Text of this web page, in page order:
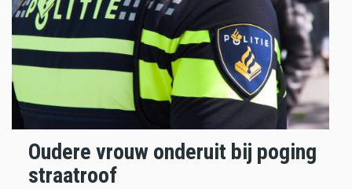
Oudere vrouw onderuit bij poging
straatroof